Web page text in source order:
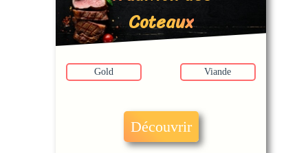
Coteaux
Gold Viande
Découvrir